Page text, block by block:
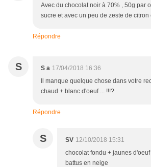
Avec du chocolat noir à 70% , 50g par
sucre et avec un peu de zeste de
Répondre
S S a 17/04/2018 16:36
Il manque quelque chose dans votre
chaud + blanc d'oeuf ... !!!?
Répondre
S SV 12/10/2018 15:31
chocolat fondu + jaunes
battus en neige